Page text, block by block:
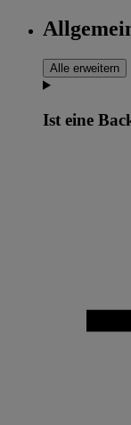
Alle erweitern
Ist eine